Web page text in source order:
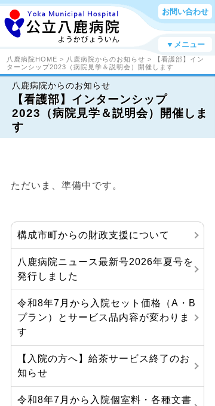
お問い合わせ
▼メニュー
八鹿病院HOME > 八鹿病院からのお知らせ > 【看護部】イン
ターンシップ2023（病院見学＆説明会）開催します
八鹿病院からのお知らせ
【看護部】インターンシップ
2023（病院見学＆説明会）開催しま
す
ただいま、準備中です。
構成市町からの財政支援について
八鹿病院ニュース最新号2026年夏号を
発行しました
令和8年7月から入院セット価格（A・B
プラン）とサービス品内容が変わりま
す
【入院の方へ】給茶サービス終了のお
知らせ
令和8年7月から入院個室料・各種文書